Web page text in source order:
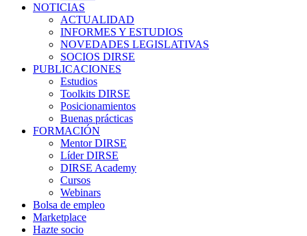
NOTICIAS
ACTUALIDAD
INFORMES Y ESTUDIOS
NOVEDADES LEGISLATIVAS
SOCIOS DIRSE
PUBLICACIONES
Estudios
Toolkits DIRSE
Posicionamientos
Buenas prácticas
FORMACIÓN
Mentor DIRSE
Líder DIRSE
DIRSE Academy
Cursos
Webinars
Bolsa de empleo
Marketplace
Hazte socio